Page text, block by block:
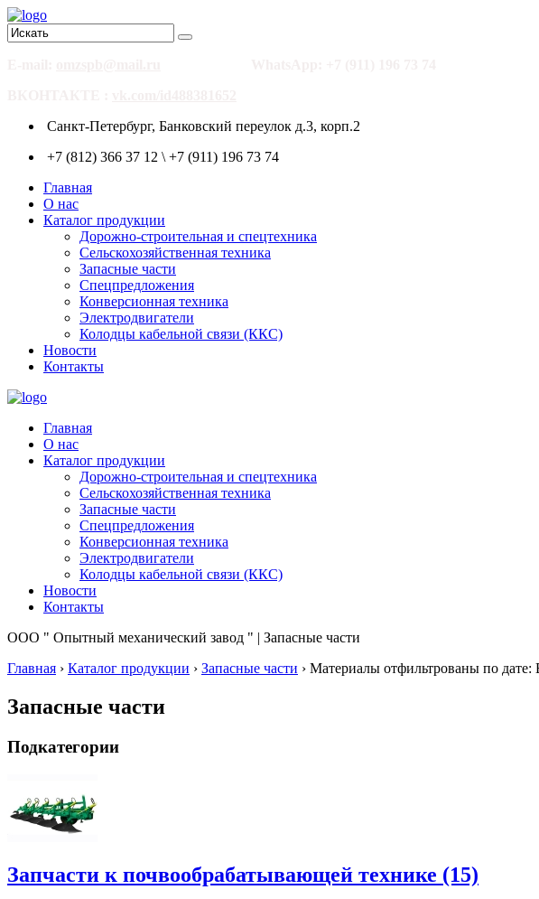
Санкт-Петербург, Банковский переулок д.3, корп.2
+7 (812) 366 37 12 \ +7 (911) 196 73 74
Главная
О нас
Каталог продукции
Дорожно-строительная и спецтехника
Сельскохозяйственная техника
Запасные части
Спецпредложения
Конверсионная техника
Электродвигатели
Колодцы кабельной связи (ККС)
Новости
Контакты
Главная
О нас
Каталог продукции
Дорожно-строительная и спецтехника
Сельскохозяйственная техника
Запасные части
Спецпредложения
Конверсионная техника
Электродвигатели
Колодцы кабельной связи (ККС)
Новости
Контакты
ООО " Опытный механический завод " | Запасные части
Главная › Каталог продукции › Запасные части › Материалы отфильтрованы по
Запасные части
Подкатегории
Запчасти к почвообрабатывающей технике (15)